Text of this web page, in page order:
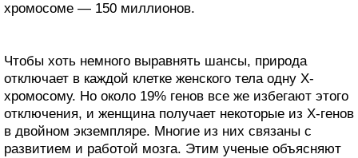
хромосоме — 150 миллионов.
Чтобы хоть немного выравнять шансы, природа
отключает в каждой клетке женского тела одну Х-
хромосому. Но около 19% генов все же избегают этого
отключения, и женщина получает некоторые из Х-генов
в двойном экземпляре. Многие из них связаны с
развитием и работой мозга. Этим ученые объясняют